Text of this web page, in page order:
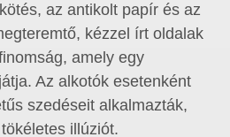
az antikolt papír és az
kézzel írt oldalak
amely egy
Az alkotók esetenként
szedéseit alkalmazták,
illúziót.